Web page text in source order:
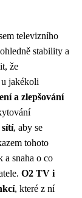
televizního
stability a
že
jakékoli
a zlepšování
sítí, aby se
tohoto
a snaha o co
O2 TV i
, které z ní